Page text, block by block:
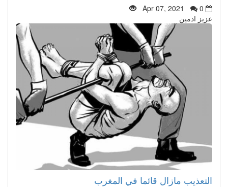
Apr 07, 2021
0
عزيز ادمين
التعذيب مازال قائما في المغرب